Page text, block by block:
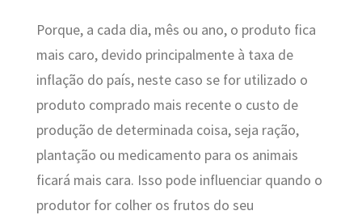
Porque, a cada dia, mês ou ano, o produto fica
mais caro, devido principalmente à taxa de
inflação do país, neste caso se for utilizado o
produto comprado mais recente o custo de
produção de determinada coisa, seja ração,
plantação ou medicamento para os animais
ficará mais cara. Isso pode influenciar quando o
produtor for colher os frutos do seu